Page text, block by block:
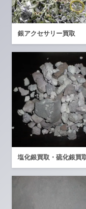
銀アクセサリー買取
塩化銀買取・硫化銀買